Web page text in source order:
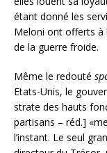
étant donné les
Meloni ont offerts à
de la guerre froide.
Même le redouté
Etats-Unis, le
strate des hauts
partisans – réd.]
l’instant. Le seul